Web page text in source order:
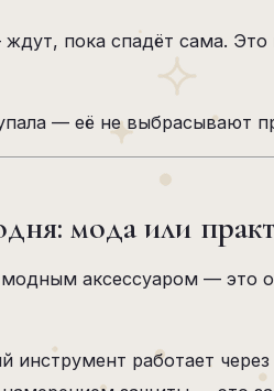
пока спадёт сама. Это
— её не выбрасывают
мода или
модным аксессуаром — это
инструмент работает